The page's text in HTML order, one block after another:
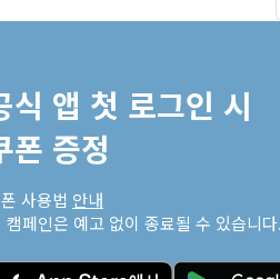
식 앱 첫 로그인 시
폰 증정
사용법 안내
페인은 예고 없이 종료될 수 있습니다.